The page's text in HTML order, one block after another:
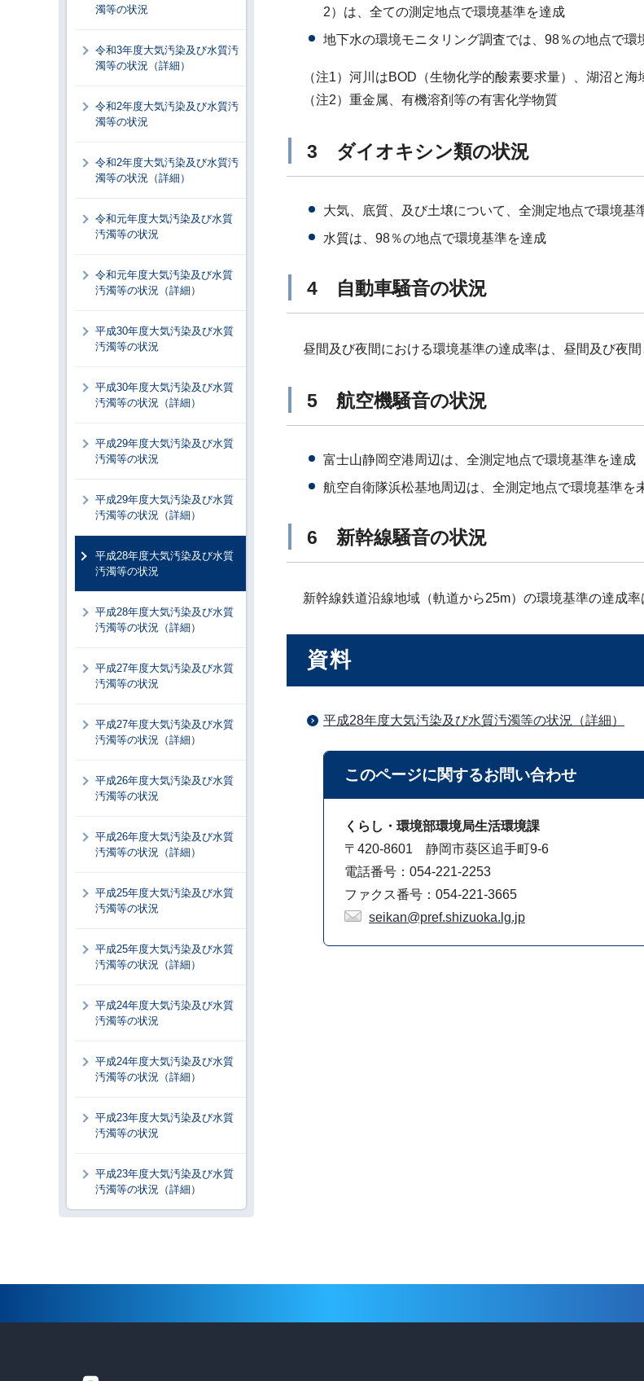
2）は、全ての測定地点で環境基準を達成
地下水の環境モニタリング調査では、98％の地点で環
（注1）河川はBOD（生物化学的酸素要求量）、湖沼と海
（注2）重金属、有機溶剤等の有害化学物質
3 ダイオキシン類の状況
大気、底質、及び土壌について、全測定地点で環境基
水質は、98％の地点で環境基準を達成
4 自動車騒音の状況
昼間及び夜間における環境基準の達成率は、昼間及び夜
5 航空機騒音の状況
富士山静岡空港周辺は、全測定地点で環境基準を達成
航空自衛隊浜松基地周辺は、全測定地点で環境基準を
6 新幹線騒音の状況
新幹線鉄道沿線地域（軌道から25m）の環境基準の達成率
資料
平成28年度大気汚染及び水質汚濁等の状況（詳細）
このページに関するお問い合わせ
くらし・環境部環境局生活環境課
〒420-8601 静岡市葵区追手町9-6
電話番号：054-221-2253
ファクス番号：054-221-3665
seikan@pref.shizuoka.lg.jp
濁等の状況
令和3年度大気汚染及び水質汚
濁等の状況（詳細）
令和2年度大気汚染及び水質汚
濁等の状況
令和2年度大気汚染及び水質汚
濁等の状況（詳細）
令和元年度大気汚染及び水質
汚濁等の状況
令和元年度大気汚染及び水質
汚濁等の状況（詳細）
平成30年度大気汚染及び水質
汚濁等の状況
平成30年度大気汚染及び水質
汚濁等の状況（詳細）
平成29年度大気汚染及び水質
汚濁等の状況
平成29年度大気汚染及び水質
汚濁等の状況（詳細）
平成28年度大気汚染及び水質
汚濁等の状況
平成28年度大気汚染及び水質
汚濁等の状況（詳細）
平成27年度大気汚染及び水質
汚濁等の状況
平成27年度大気汚染及び水質
汚濁等の状況（詳細）
平成26年度大気汚染及び水質
汚濁等の状況
平成26年度大気汚染及び水質
汚濁等の状況（詳細）
平成25年度大気汚染及び水質
汚濁等の状況
平成25年度大気汚染及び水質
汚濁等の状況（詳細）
平成24年度大気汚染及び水質
汚濁等の状況
平成24年度大気汚染及び水質
汚濁等の状況（詳細）
平成23年度大気汚染及び水質
汚濁等の状況
平成23年度大気汚染及び水質
汚濁等の状況（詳細）